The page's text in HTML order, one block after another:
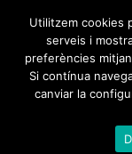
contentFoment
Creu de Sant
Utilitzem cookies
serveis i
preferències
Si contínua
canviar la